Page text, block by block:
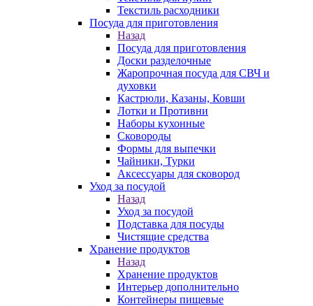
Текстиль расходники
Посуда для приготовления
Назад
Посуда для приготовления
Доски разделочные
Жаропрочная посуда для СВЧ и
духовки
Кастрюли, Казаны, Ковши
Лотки и Противни
Наборы кухонные
Сковороды
Формы для выпечки
Чайники, Турки
Аксессуары для сковород
Уход за посудой
Назад
Уход за посудой
Подставка для посуды
Чистящие средства
Хранение продуктов
Назад
Хранение продуктов
Интерьер дополнительно
Контейнеры пищевые